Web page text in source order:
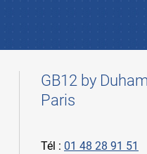
GB12 by
Paris
Tél : 01 48 28 91 51